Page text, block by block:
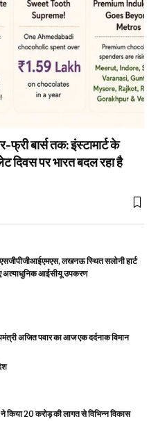
बार्स तक: इंस्टामार्ट के
दिवस पर भारत बदल रहा है
लखनऊ स्थित सलोनी हार्ट
अत्याधुनिक आईसीयू उपकरण
अजित पवार का आज एक दर्दनाक विमान
किया 20 करोड़ की लागत से विभिन्न विकास